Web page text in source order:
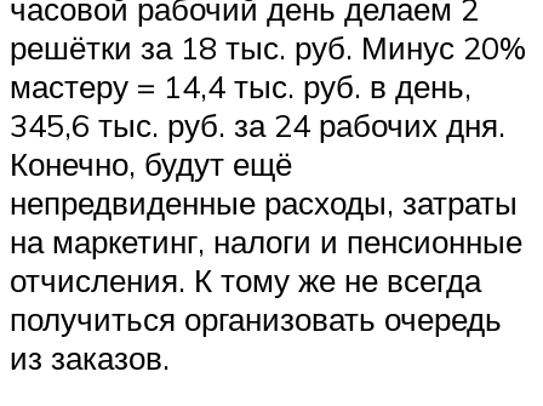
часовой рабочий день делаем 2
решётки за 18 тыс. руб. Минус 20%
мастеру = 14,4 тыс. руб. в день,
345,6 тыс. руб. за 24 рабочих дня.
Конечно, будут ещё
непредвиденные расходы, затраты
на маркетинг, налоги и пенсионные
отчисления. К тому же не всегда
получиться организовать очередь
из заказов.